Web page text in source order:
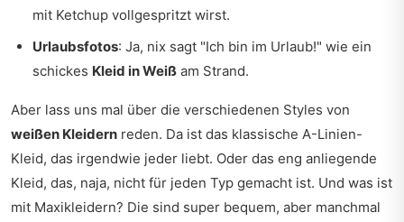
mit Ketchup vollgespritzt wirst.
Urlaubsfotos: Ja, nix sagt "Ich bin im Urlaub!" wie ein
schickes Kleid in Weiß am Strand.
Aber lass uns mal über die verschiedenen Styles von
weißen Kleidern reden. Da ist das klassische A-Linien-
Kleid, das irgendwie jeder liebt. Oder das eng anliegende
Kleid, das, naja, nicht für jeden Typ gemacht ist. Und was ist
mit Maxikleidern? Die sind super bequem, aber manchmal